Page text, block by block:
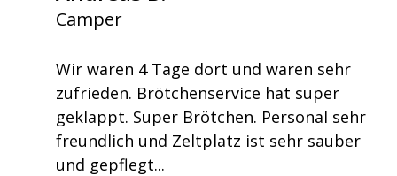
Camper
Wir waren 4 Tage dort und waren sehr
zufrieden. Brötchenservice hat super
geklappt. Super Brötchen. Personal sehr
freundlich und Zeltplatz ist sehr sauber
und gepflegt...